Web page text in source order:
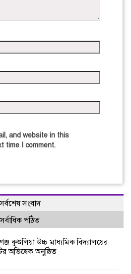
and website in this
time I comment.
সংবাদ
সর্বাধিক পঠিত
কুশুলিয়া উচ্চ মাধ্যমিক বিদ্যালয়ের
অভিষেক অনুষ্ঠিত